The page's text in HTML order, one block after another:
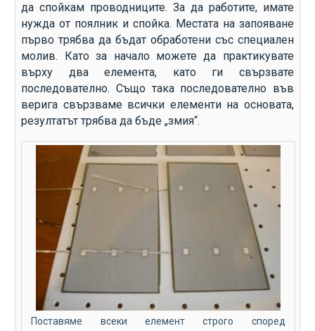
да спойкам проводниците. За да работите, имате
нужда от поялник и спойка. Местата на запояване
първо трябва да бъдат обработени със специален
молив. Като за начало можете да практикувате
върху два елемента, като ги свързвате
последователно. Също така последователно във
верига свързваме всички елементи на основата,
резултатът трябва да бъде „змия“.
Поставяме всеки елемент строго според